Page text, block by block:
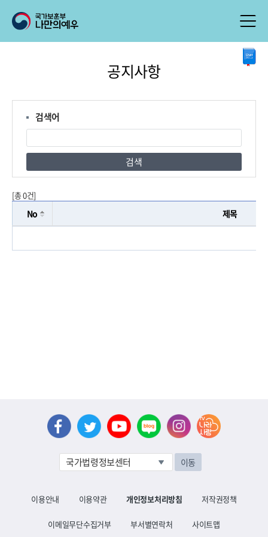
공지사항
검색어
검색
[총 0건]
No 제목
이용안내 이용약관 개인정보처리방침 저작권정책
이메일무단수집거부 부서별연락처 사이트맵
이동